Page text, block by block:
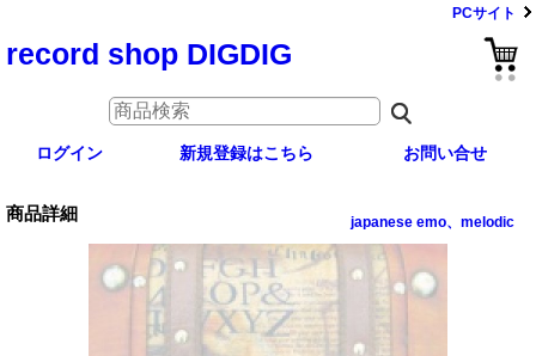
PCサイト
record shop DIGDIG
ログイン 新規登録はこちら お問い合せ
商品詳細 japanese emo、melodic